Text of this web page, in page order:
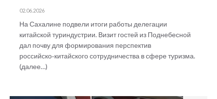
02.06.2026
На Сахалине подвели итоги работы делегации
китайской туриндустрии. Визит гостей из Поднебесной
дал почву для формирования перспектив
российско‑китайского сотрудничества в сфере туризма.
(далее…)